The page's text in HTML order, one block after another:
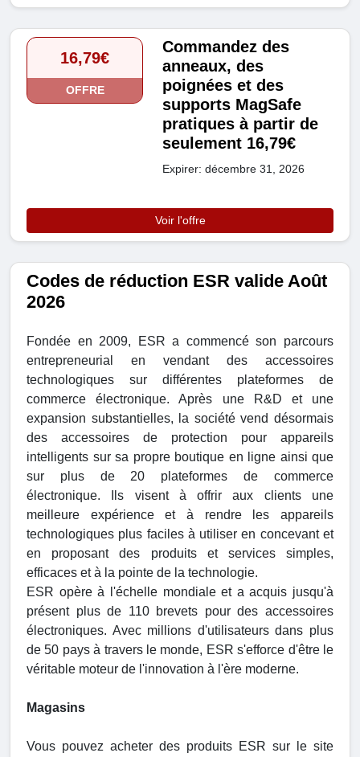
16,79€
OFFRE
Commandez des
anneaux, des
poignées et des
supports MagSafe
pratiques à partir de
seulement 16,79€
Expirer: décembre 31, 2026
Voir l'offre
Codes de réduction ESR valide Août
2026
Fondée en 2009, ESR a commencé son parcours
entrepreneurial en vendant des accessoires
technologiques sur différentes plateformes de
commerce électronique. Après une R&D et une
expansion substantielles, la société vend désormais
des accessoires de protection pour appareils
intelligents sur sa propre boutique en ligne ainsi que
sur plus de 20 plateformes de commerce
électronique. Ils visent à offrir aux clients une
meilleure expérience et à rendre les appareils
technologiques plus faciles à utiliser en concevant et
en proposant des produits et services simples,
efficaces et à la pointe de la technologie.
ESR opère à l'échelle mondiale et a acquis jusqu'à
présent plus de 110 brevets pour des accessoires
électroniques. Avec millions d'utilisateurs dans plus
de 50 pays à travers le monde, ESR s'efforce d'être le
véritable moteur de l'innovation à l'ère moderne.
Magasins
Vous pouvez acheter des produits ESR sur le site